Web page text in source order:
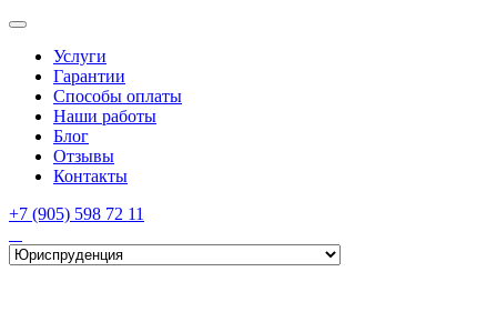
Услуги
Гарантии
Способы оплаты
Наши работы
Блог
Отзывы
Контакты
+7 (905) 598 72 11